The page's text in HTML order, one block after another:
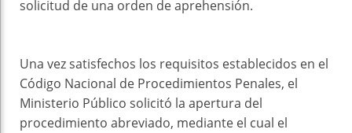
solicitud de una orden de aprehensión.
Una vez satisfechos los requisitos establecidos en el
Código Nacional de Procedimientos Penales, el
Ministerio Público solicitó la apertura del
procedimiento abreviado, mediante el cual el